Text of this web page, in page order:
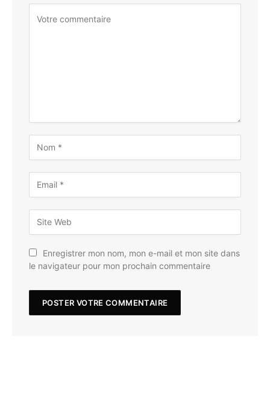
Enregistrer mon nom, mon e-mail et mon site dans
le navigateur pour mon prochain commentaire